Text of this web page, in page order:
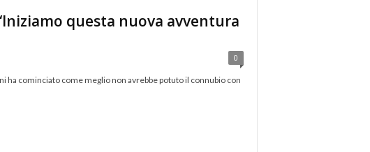
questa nuova avventura
0
cominciato come meglio non avrebbe potuto il connubio con